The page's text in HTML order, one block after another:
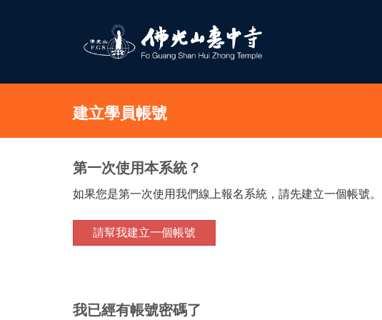
建立學員帳號
第一次使用本系統？
如果您是第一次使用我們線上報名系統，請先建立一個帳號。
我已經有帳號密碼了